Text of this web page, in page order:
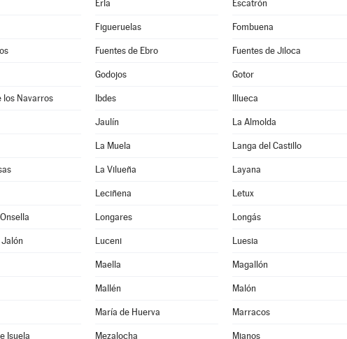
Erla Escatrón
Figueruelas Fombuena
Fuentes de Ebro Fuentes de Jiloca
Godojos Gotor
los Navarros Ibdes Illueca
Jaulín La Almolda
La Muela Langa del Castillo
La Vilueña Layana
Leciñena Letux
Longares Longás
Luceni Luesia
Maella Magallón
Mallén Malón
María de Huerva Marracos
Isuela Mezalocha Mianos